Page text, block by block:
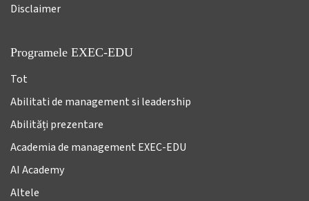
Disclaimer
Programele EXEC-EDU
Tot
Abilitati de management si leadership
Abilități prezentare
Academia de management EXEC-EDU
AI Academy
Altele